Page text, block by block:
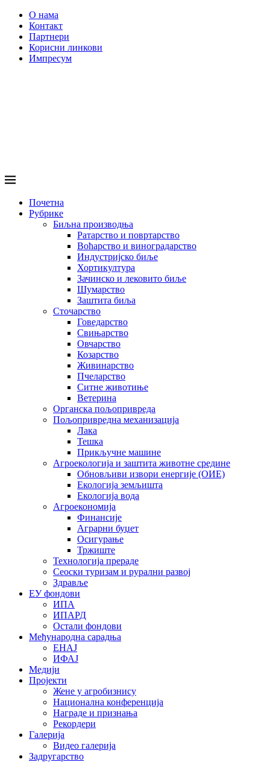
О нама
Контакт
Партнери
Корисни линкови
Импресум
Почетна
Рубрике
Биљна производња
Ратарство и повртарство
Воћарство и виноградарство
Индустријско биље
Хортикултура
Зачинско и лековито биље
Шумарство
Заштита биља
Сточарство
Говедарство
Свињарство
Овчарство
Козарство
Живинарство
Пчеларство
Ситне животиње
Ветерина
Органска пољопривреда
Пољопривредна механизација
Лака
Тешка
Прикључне машине
Агроекологија и заштита животне средине
Обновљиви извори енергије (ОИЕ)
Екологија земљишта
Екологија вода
Агроекономија
Финансије
Аграрни буџет
Осигурање
Тржиште
Технологија прераде
Сеоски туризам и рурални развој
Здравље
ЕУ фондови
ИПА
ИПАРД
Остали фондови
Међународна сарадња
ЕНАЈ
ИФАЈ
Медији
Пројекти
Жене у агробизнису
Национална конференција
Награде и признања
Рекордери
Галерија
Видео галерија
Задругарство